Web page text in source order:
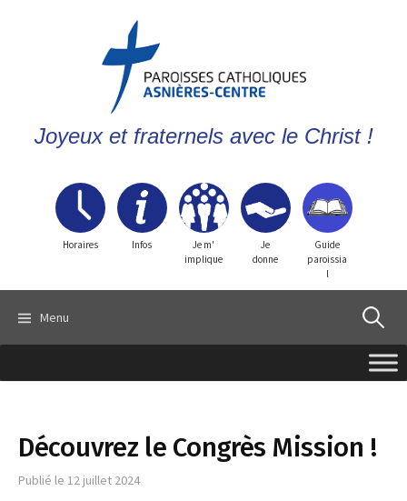
Joyeux et fraternels avec le Christ !
Horaires Infos
Je m'
implique
Je
donne
Guide
paroissia
l
Menu
Découvrez le Congrès Mission !
Publié le 12 juillet 2024